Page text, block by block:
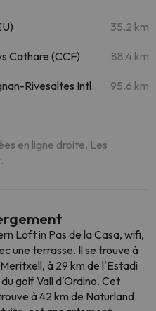
35.2 km
Cathare (CCF) 88.4 km
Rivesaltes Intl.
95.6 km
en ligne droite. Les
Loft in Pas de la Casa, wifi,
une terrasse. Il se trouve à
à 29 km de l'Estadi
golf Vall d'Ordino. Cet
à 42 km de Naturland.